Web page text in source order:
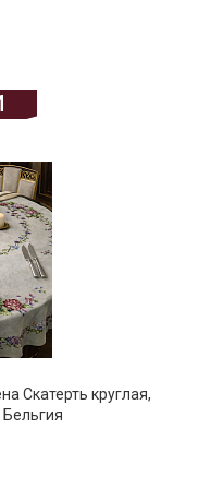
Скатерть круглая,